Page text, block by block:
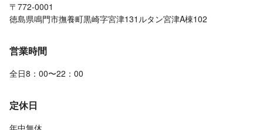
〒772-0001
徳島県鳴門市撫養町黒崎字宮津131ルタン宮津A棟102
営業時間
全日8：00〜22：00
定休日